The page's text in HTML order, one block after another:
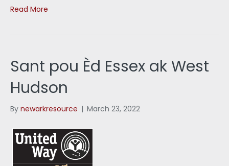
Read More
Sant pou Èd Essex ak West
Hudson
By newarkresource | March 23, 2022